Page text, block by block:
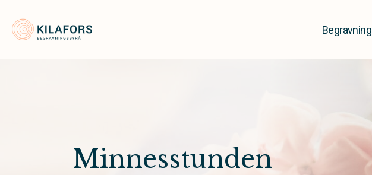
Kilafors Begravningsbyrå Begravning
Minnesstunden